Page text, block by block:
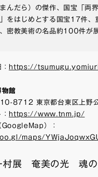
んだら）の傑作、国宝「両
をはじめとする国宝17件、
密教美術の名品約100件が
https://
物館
8712 東京都台東区上野
https://www.tnm.jp/
GoogleMap）：
maps/
村展 奄美の光 魂の